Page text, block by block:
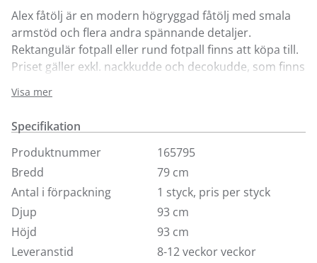
Alex fåtölj är en modern högryggad fåtölj med smala
armstöd och flera andra spännande detaljer.
Rektangulär fotpall eller rund fotpall finns att köpa till.
Priset gäller exkl. nackkudde och decokudde, som finns
Visa mer
Specifikation
Produktnummer
165795
Bredd
79 cm
Antal i förpackning
1 styck, pris per styck
Djup
93 cm
Höjd
93 cm
Leveranstid
8-12 veckor veckor